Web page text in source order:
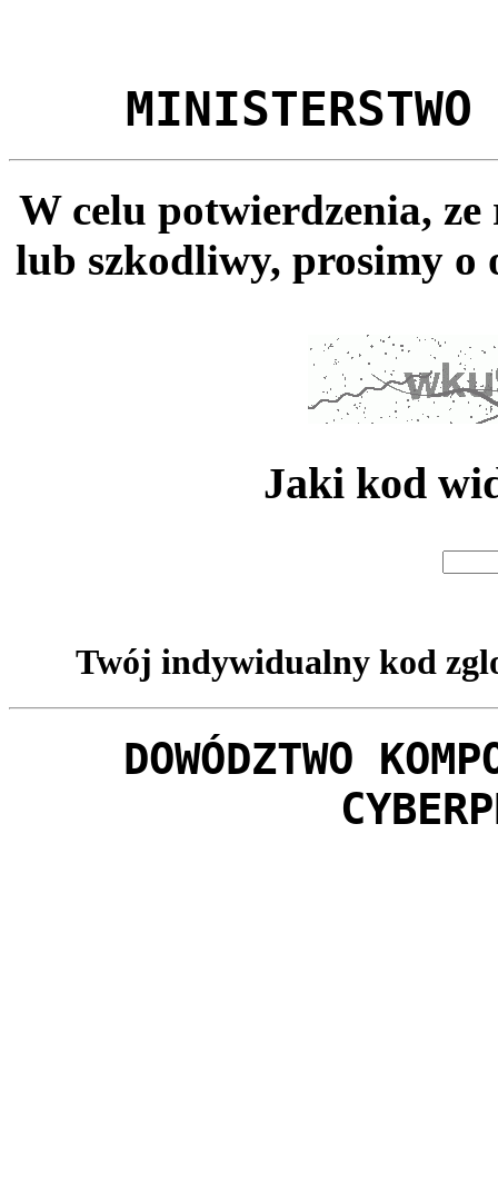
MINISTERSTWO
W celu potwierdzenia,
lub szkodliwy, prosimy o
Jaki kod
Twój indywidualny kod
DOWÓDZTWO